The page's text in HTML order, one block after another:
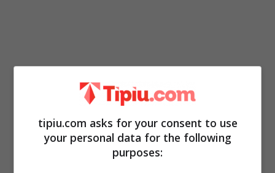
La madre ha deciso di iscriverla ad
tipiu.com asks for your consent to use
your personal data for the following
purposes: